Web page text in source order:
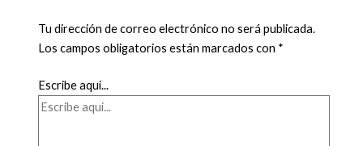
Tu dirección de correo electrónico no será publicada.
Los campos obligatorios están marcados con *
Escribe aquí...